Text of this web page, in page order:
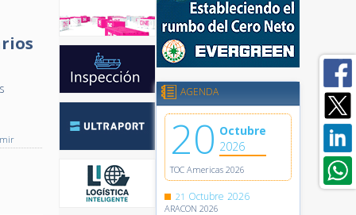
AGENDA
20 Octubre
2026
TOC Americas 2026
21 Octubre 2026
ARACON 2026